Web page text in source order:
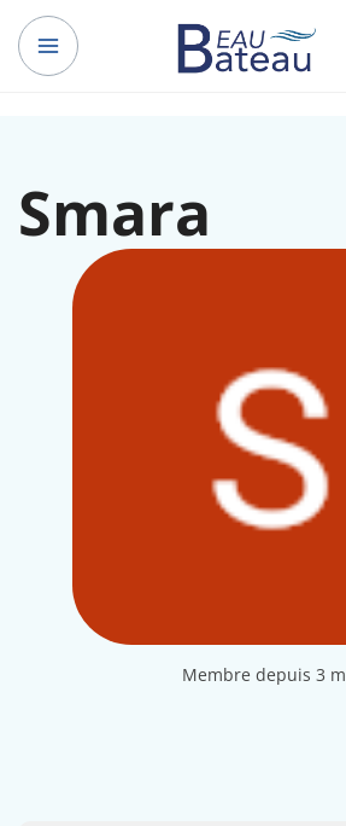
Smara
Membre depuis 3